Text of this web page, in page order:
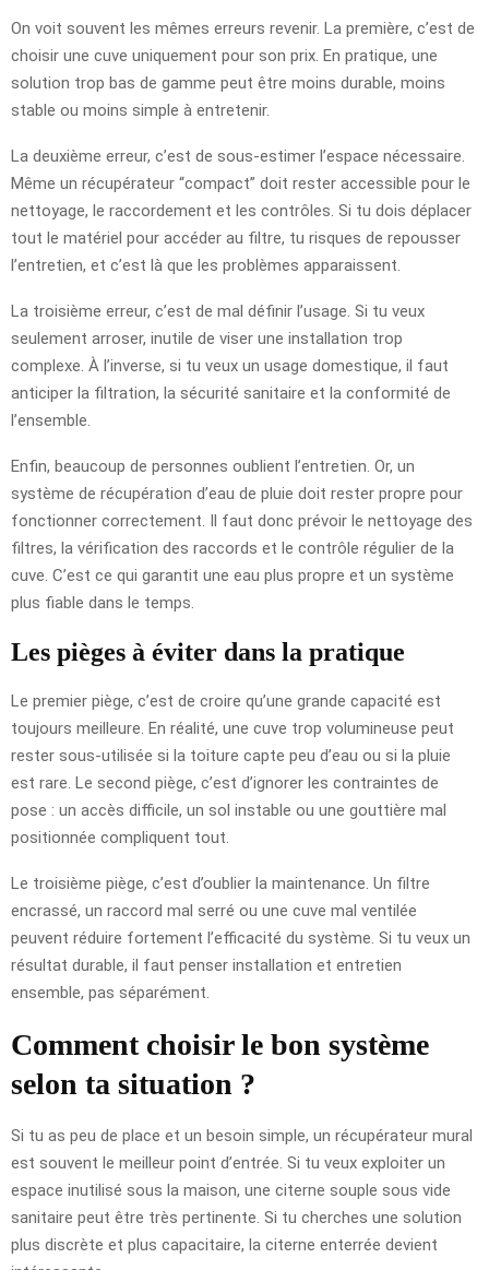
On voit souvent les mêmes erreurs revenir. La première, c’est de
choisir une cuve uniquement pour son prix. En pratique, une
solution trop bas de gamme peut être moins durable, moins
stable ou moins simple à entretenir.
La deuxième erreur, c’est de sous-estimer l’espace nécessaire.
Même un récupérateur “compact” doit rester accessible pour le
nettoyage, le raccordement et les contrôles. Si tu dois déplacer
tout le matériel pour accéder au filtre, tu risques de repousser
l’entretien, et c’est là que les problèmes apparaissent.
La troisième erreur, c’est de mal définir l’usage. Si tu veux
seulement arroser, inutile de viser une installation trop
complexe. À l’inverse, si tu veux un usage domestique, il faut
anticiper la filtration, la sécurité sanitaire et la conformité de
l’ensemble.
Enfin, beaucoup de personnes oublient l’entretien. Or, un
système de récupération d’eau de pluie doit rester propre pour
fonctionner correctement. Il faut donc prévoir le nettoyage des
filtres, la vérification des raccords et le contrôle régulier de la
cuve. C’est ce qui garantit une eau plus propre et un système
plus fiable dans le temps.
Les pièges à éviter dans la pratique
Le premier piège, c’est de croire qu’une grande capacité est
toujours meilleure. En réalité, une cuve trop volumineuse peut
rester sous-utilisée si la toiture capte peu d’eau ou si la pluie
est rare. Le second piège, c’est d’ignorer les contraintes de
pose : un accès difficile, un sol instable ou une gouttière mal
positionnée compliquent tout.
Le troisième piège, c’est d’oublier la maintenance. Un filtre
encrassé, un raccord mal serré ou une cuve mal ventilée
peuvent réduire fortement l’efficacité du système. Si tu veux un
résultat durable, il faut penser installation et entretien
ensemble, pas séparément.
Comment choisir le bon système
selon ta situation ?
Si tu as peu de place et un besoin simple, un récupérateur mural
est souvent le meilleur point d’entrée. Si tu veux exploiter un
espace inutilisé sous la maison, une citerne souple sous vide
sanitaire peut être très pertinente. Si tu cherches une solution
plus discrète et plus capacitaire, la citerne enterrée devient